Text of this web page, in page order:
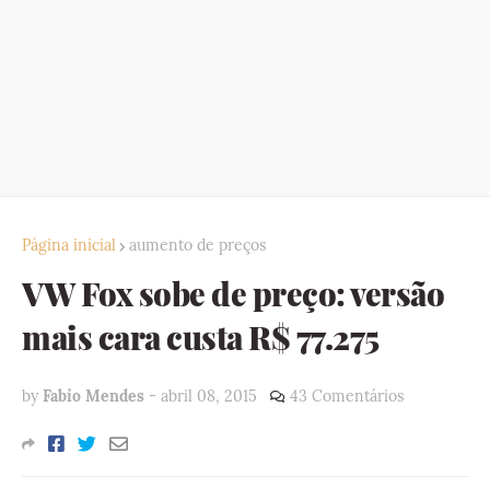
Página inicial aumento de preços
VW Fox sobe de preço: versão
mais cara custa R$ 77.275
by Fabio Mendes - abril 08, 2015 43 Comentários